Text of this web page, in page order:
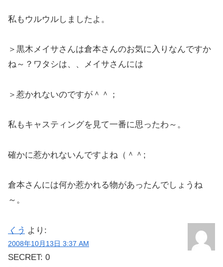
私もウルウルしましたよ。
＞黒木メイサさんは倉本さんのお気に入りなんですか
ね～？ワタシは、、メイサさんには
＞惹かれないのですが＾＾；
私もキャスティングを見て一番に思ったわ～。
確かに惹かれないんですよね（＾＾;ゞ
倉本さんには何か惹かれる物があったんでしょうね
～。
くう より:
2008年10月13日 3:37 AM
SECRET: 0